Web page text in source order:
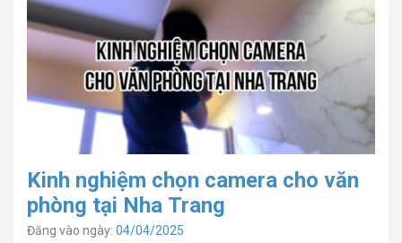
Kinh nghiệm chọn camera cho văn
phòng tại Nha Trang
Đăng vào ngày: 04/04/2025